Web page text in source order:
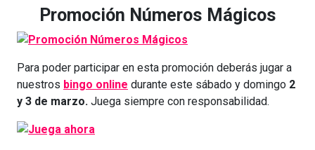
Promoción Números Mágicos
Para poder participar en esta promoción deberás jugar a
nuestros bingo online durante este sábado y domingo 2
y 3 de marzo. Juega siempre con responsabilidad.